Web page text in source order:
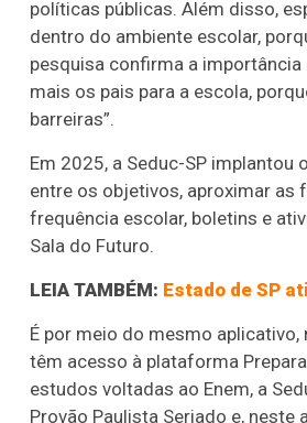
políticas públicas. Além disso,
dentro do ambiente escolar,
pesquisa confirma a
mais os pais para a escola,
barreiras”.
Em 2025, a Seduc-SP implantou
entre os objetivos, aproximar as
frequência escolar, boletins e
Sala do Futuro.
LEIA TAMBÉM: Estado de SP
É por meio do mesmo aplicativo,
têm acesso à plataforma
estudos voltadas ao Enem, a
Provão Paulista Seriado e,